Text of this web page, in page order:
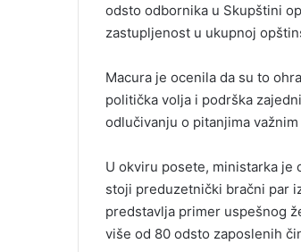
odsto odbornika u Skupštini
zastupljenost u ukupnoj
Macura je ocenila da su to
politička volja i podrška
odlučivanju o pitanjima
U okviru posete, ministarka je
stoji preduzetnički bračni par
predstavlja primer uspešnog
više od 80 odsto zaposlenih